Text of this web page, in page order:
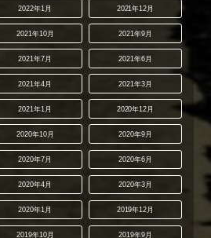
2022年1月 2021年12月
2021年10月 2021年9月
2021年7月 2021年6月
2021年4月 2021年3月
2021年1月 2020年12月
2020年10月 2020年9月
2020年7月 2020年6月
2020年4月 2020年3月
2020年1月 2019年12月
2019年10月 2019年9月